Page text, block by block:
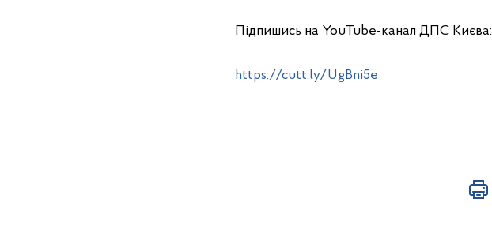
Підпишись на YouTube-канал ДПС Києва:
https://cutt.ly/UgBni5e